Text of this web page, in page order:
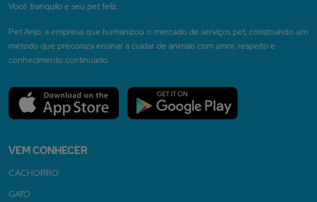
Você tranquilo e seu pet feliz.
Pet Anjo, a empresa que humanizou o mercado de serviços pet, construindo um
método que preconiza ensinar a cuidar de animais com amor, respeito e
conhecimento continuado.
VEM CONHECER
CACHORRO
GATO